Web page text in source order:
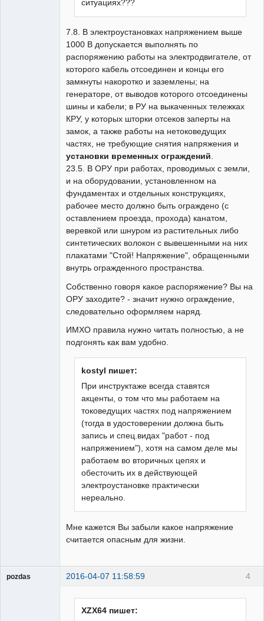
ситуациях???
7.8. В электроустановках напряжением выше
1000 В допускается выполнять по
распоряжению работы на электродвигателе, от
которого кабель отсоединен и концы его
замкнуты накоротко и заземлены; на
генераторе, от выводов которого отсоединены
шины и кабели; в РУ на выкаченных тележках
КРУ, у которых шторки отсеков заперты на
замок, а также работы на нетоковедущих
частях, не требующие снятия напряжения и
установки временных ограждений.
23.5. В ОРУ при работах, проводимых с земли,
и на оборудовании, установленном на
фундаментах и отдельных конструкциях,
рабочее место должно быть ограждено (с
оставлением проезда, прохода) канатом,
веревкой или шнуром из растительных либо
синтетических волокон с вывешенными на них
плакатами "Стой! Напряжение", обращенными
внутрь огражденного пространства.
Собственно говоря какое распоряжение? Вы на
ОРУ заходите? - значит нужно ограждение,
следовательно оформляем наряд.
ИМХО правила нужно читать полностью, а не
подгонять как вам удобно.
kostyl пишет:
При инструктаже всегда ставятся
акценты, о том что мы работаем на
токоведущих частях под напряжением
(тогда в удостоверении должна быть
запись и спец.видах "работ - под
напряжением"), хотя на самом деле мы
работаем во вторичных цепях и
обесточить их в действующей
электроустановке практически
нереально.
Мне кажется Вы забыли какое напряжение
считается опасным для жизни.
4
pozdas 2016-04-07 11:58:59
XZX64 пишет: